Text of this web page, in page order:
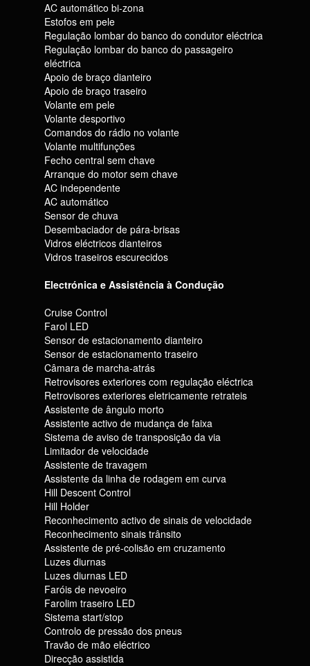
AC automático bi-zona
Estofos em pele
Regulação lombar do banco do condutor eléctrica
Regulação lombar do banco do passageiro
eléctrica
Apoio de braço dianteiro
Apoio de braço traseiro
Volante em pele
Volante desportivo
Comandos do rádio no volante
Volante multifunções
Fecho central sem chave
Arranque do motor sem chave
AC independente
AC automático
Sensor de chuva
Desembaciador de pára-brisas
Vidros eléctricos dianteiros
Vidros traseiros escurecidos
Electrónica e Assistência à Condução
Cruise Control
Farol LED
Sensor de estacionamento dianteiro
Sensor de estacionamento traseiro
Câmara de marcha-atrás
Retrovisores exteriores com regulação eléctrica
Retrovisores exteriores eletricamente retrateis
Assistente de ângulo morto
Assistente activo de mudança de faixa
Sistema de aviso de transposição da via
Limitador de velocidade
Assistente de travagem
Assistente da linha de rodagem em curva
Hill Descent Control
Hill Holder
Reconhecimento activo de sinais de velocidade
Reconhecimento sinais trânsito
Assistente de pré-colisão em cruzamento
Luzes diurnas
Luzes diurnas LED
Faróis de nevoeiro
Farolim traseiro LED
Sistema start/stop
Controlo de pressão dos pneus
Travão de mão eléctrico
Direcção assistida